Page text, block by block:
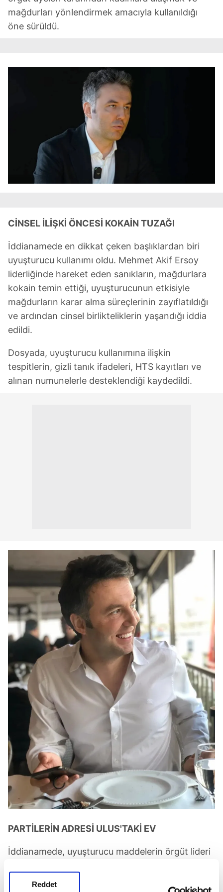
Reddet
mağdurları yönlendirmek amacıyla kullanıldığı
öne sürüldü.
CİNSEL İLİŞKİ ÖNCESİ KOKAİN TUZAĞI
İddianamede en dikkat çeken başlıklardan biri
uyuşturucu kullanımı oldu. Mehmet Akif Ersoy
liderliğinde hareket eden sanıkların, mağdurlara
kokain temin ettiği, uyuşturucunun etkisiyle
mağdurların karar alma süreçlerinin zayıflatıldığı
ve ardından cinsel birlikteliklerin yaşandığı iddia
edildi.
Dosyada, uyuşturucu kullanımına ilişkin
tespitlerin, gizli tanık ifadeleri, HTS kayıtları ve
alınan numunelerle desteklendiği kaydedildi.
PARTİLERİN ADRESİ ULUS'TAKİ EV
İddianamede, uyuşturucu maddelerin örgüt lideri
Seba Flats'te bulunan evlerinde temin edildiği